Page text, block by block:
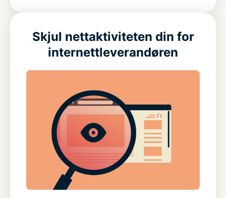
Skjul nettaktiviteten din for
internettleverandøren